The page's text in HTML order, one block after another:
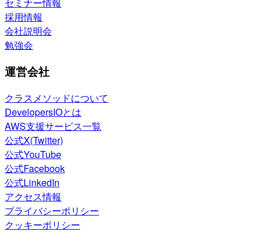
セミナー情報
採用情報
会社説明会
勉強会
運営会社
クラスメソッドについて
DevelopersIOとは
AWS支援サービス一覧
公式X(Twitter)
公式YouTube
公式Facebook
公式LinkedIn
アクセス情報
プライバシーポリシー
クッキーポリシー